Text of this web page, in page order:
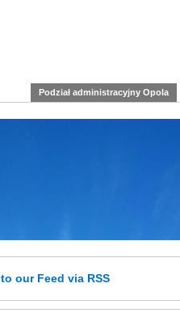
Podział administracyjny Opola
to our Feed via RSS